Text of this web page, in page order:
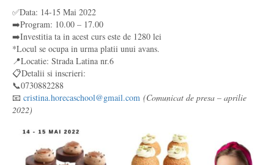
✅Data: 14-15 Mai 2022
➡️Program: 10.00 – 17.00
➡️Investitia ta in acest curs este de 1280 lei
*Locul se ocupa in urma platii unui avans.
📍Locatie: Strada Latina nr.6
📋Detalii si inscrieri:
📞0730882288
📧 cristina.horecaschool@gmail.com (Comunicat de presa – aprilie
2022)